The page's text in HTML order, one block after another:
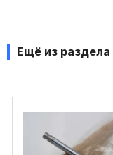
Ещё из раздела